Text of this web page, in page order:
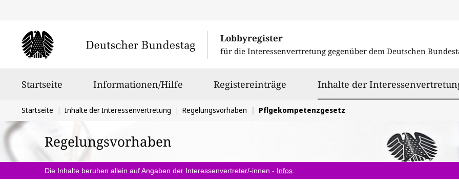
Lobbyregister
für die Interessenvertretung gegenüber dem Deutschen
Startseite Informationen/Hilfe Registereinträge Inhalte der
Sie
befinden
sich
hier:
Startseite Inhalte der Interessenvertretung Regelungsvorhaben Pflgekompetenzgesetz
Regelungsvorhaben
Die Inhalte beruhen allein auf Angaben der Interessenvertreter/-innen - Infos